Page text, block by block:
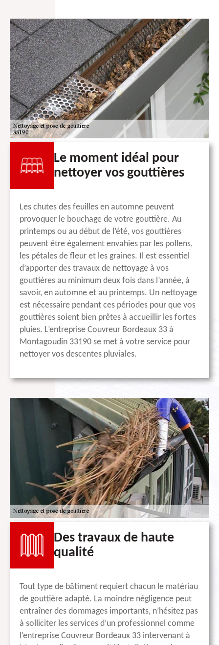
Le moment idéal pour
nettoyer vos gouttières
Les chutes des feuilles en automne peuvent
provoquer le bouchage de votre gouttière. Au
printemps ou au début de l’été, vos gouttières
peuvent être également envahies par les pollens,
les pétales de fleur et les graines. Il est essentiel
d’apporter des travaux de nettoyage à vos
gouttières au minimum deux fois dans l’année, à
savoir, en automne et au printemps. Un nettoyage
est nécessaire pendant ces périodes pour que vos
gouttières soient bien prêtes à accueillir les fortes
pluies. L’entreprise Couvreur Bordeaux 33 à
Montagoudin 33190 se met à votre service pour
nettoyer vos descentes pluviales.
Des travaux de haute
qualité
Tout type de bâtiment requiert chacun le matériau
de gouttière adapté. La moindre négligence peut
entraîner des dommages importants, n’hésitez pas
à solliciter les services d’un professionnel comme
l’entreprise Couvreur Bordeaux 33 intervenant à